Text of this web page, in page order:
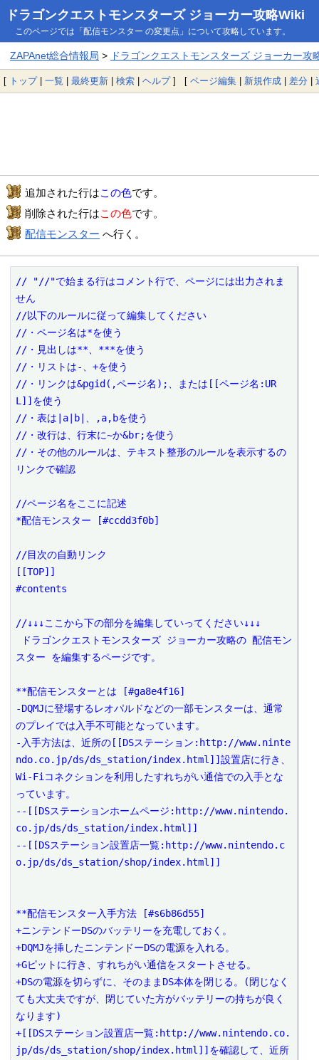
ドラゴンクエストモンスターズ ジョーカー攻略Wiki
このページでは「配信モンスター の変更点」について攻略しています。
ZAPAnet総合情報局 > ドラゴンクエストモンスターズ ジョーカー攻
[ トップ| 一覧 | 最終更新 | 検索 | ヘルプ] [ ページ編集 | 新規作成 | 差分 |
追加された行はこの色です。
削除された行はこの色です。
配信モンスター へ行く。
// "//"で始まる行はコメント行で、ページには出力されま
せん
//以下のルールに従って編集してください
//・ページ名は*を使う
//・見出しは**、***を使う
//・リストは-、+を使う
//・リンクは&pgid(,ページ名);、または[[ページ名:UR
L]]を使う
//・表は|a|b|、,a,bを使う
//・改行は、行末に~か&br;を使う
//・その他のルールは、テキスト整形のルールを表示するの
リンクで確認
//ページ名をここに記述
*配信モンスター [#ccdd3f0b]
//目次の自動リンク
[[TOP]]
#contents
//↓↓↓ここから下の部分を編集していってください↓↓↓
スター を編集するページです。
**配信モンスターとは [#ga8e4f16]
-DQMJに登場するレオパルドなどの一部モンスターは、通常
のプレイでは入手不可能となっています。
-入手方法は、近所の[[DSステーション:http://www.ninte
ndo.co.jp/ds/ds_station/index.html]]設置店に行き、
Wi-Fiコネクションを利用したすれちがい通信での入手とな
っています。
--[[DSステーションホームページ:http://www.nintendo.
co.jp/ds/ds_station/index.html]]
--[[DSステーション設置店一覧:http://www.nintendo.c
o.jp/ds/ds_station/shop/index.html]]
**配信モンスター入手方法 [#s6b86d55]
+ニンテンドーDSのバッテリーを充電しておく。
+DQMJを挿したニンテンドーDSの電源を入れる。
+Gピットに行き、すれちがい通信をスタートさせる。
+DSの電源を切らずに、そのままDS本体を閉じる。(閉じなく
ても大丈夫ですが、閉じていた方がバッテリーの持ちが良く
なります)
+[[DSステーション設置店一覧:http://www.nintendo.co.
jp/ds/ds_station/shop/index.html]]を確認して、近所